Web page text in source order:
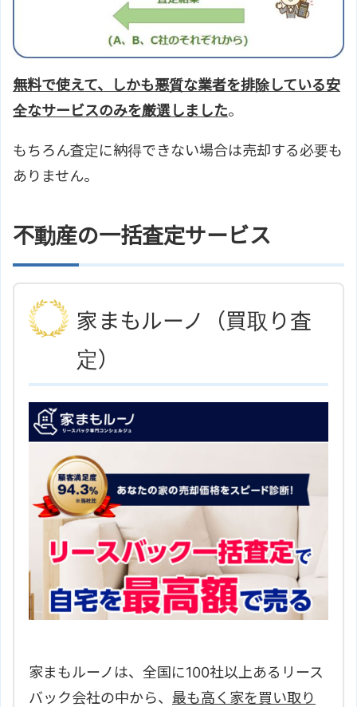
無料で使えて、しかも悪質な業者を排除している安
全なサービスのみを厳選しました。
もちろん査定に納得できない場合は売却する必要も
ありません。
不動産の一括査定サービス
家まもルーノ（買取り査
定）
家まもルーノは、全国に100社以上あるリース
バック会社の中から、 最も高く家を買い取り